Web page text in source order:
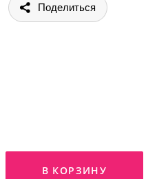
Поделиться
В КОРЗИНУ